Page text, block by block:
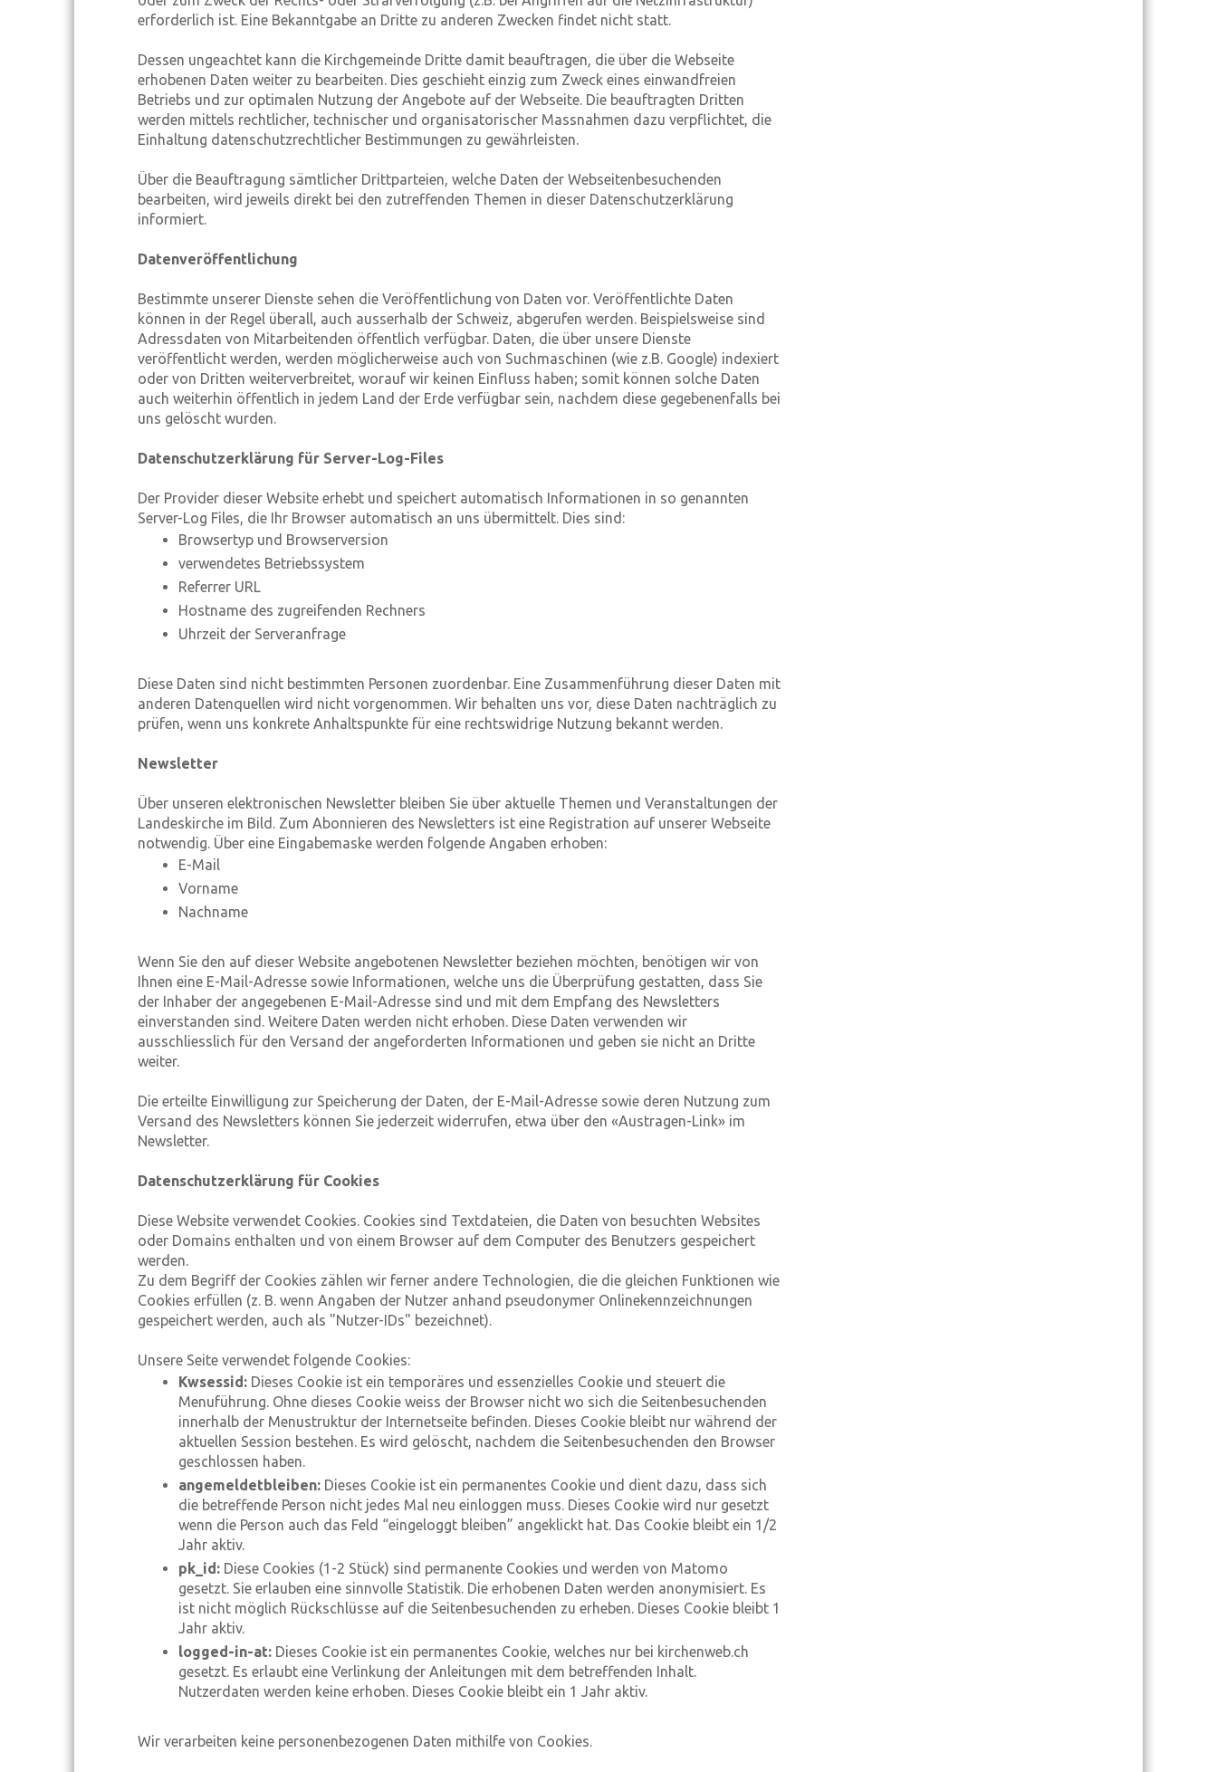
erforderlich ist. Eine Bekanntgabe an Dritte zu anderen Zwecken findet nicht statt.
Dessen ungeachtet kann die Kirchgemeinde Dritte damit beauftragen, die über die Webseite
erhobenen Daten weiter zu bearbeiten. Dies geschieht einzig zum Zweck eines einwandfreien
Betriebs und zur optimalen Nutzung der Angebote auf der Webseite. Die beauftragten Dritten
werden mittels rechtlicher, technischer und organisatorischer Massnahmen dazu verpflichtet, die
Einhaltung datenschutzrechtlicher Bestimmungen zu gewährleisten.
Über die Beauftragung sämtlicher Drittparteien, welche Daten der Webseitenbesuchenden
bearbeiten, wird jeweils direkt bei den zutreffenden Themen in dieser Datenschutzerklärung
informiert.
Datenveröffentlichung
Bestimmte unserer Dienste sehen die Veröffentlichung von Daten vor. Veröffentlichte Daten
können in der Regel überall, auch ausserhalb der Schweiz, abgerufen werden. Beispielsweise sind
Adressdaten von Mitarbeitenden öffentlich verfügbar. Daten, die über unsere Dienste
veröffentlicht werden, werden möglicherweise auch von Suchmaschinen (wie z.B. Google) indexiert
oder von Dritten weiterverbreitet, worauf wir keinen Einfluss haben; somit können solche Daten
auch weiterhin öffentlich in jedem Land der Erde verfügbar sein, nachdem diese gegebenenfalls bei
uns gelöscht wurden.
Datenschutzerklärung für Server-Log-Files
Der Provider dieser Website erhebt und speichert automatisch Informationen in so genannten
Server-Log Files, die Ihr Browser automatisch an uns übermittelt. Dies sind:
Browsertyp und Browserversion
verwendetes Betriebssystem
Referrer URL
Hostname des zugreifenden Rechners
Uhrzeit der Serveranfrage
Diese Daten sind nicht bestimmten Personen zuordenbar. Eine Zusammenführung dieser Daten mit
anderen Datenquellen wird nicht vorgenommen. Wir behalten uns vor, diese Daten nachträglich zu
prüfen, wenn uns konkrete Anhaltspunkte für eine rechtswidrige Nutzung bekannt werden.
Newsletter
Über unseren elektronischen Newsletter bleiben Sie über aktuelle Themen und Veranstaltungen der
Landeskirche im Bild. Zum Abonnieren des Newsletters ist eine Registration auf unserer Webseite
notwendig. Über eine Eingabemaske werden folgende Angaben erhoben:
E-Mail
Vorname
Nachname
Wenn Sie den auf dieser Website angebotenen Newsletter beziehen möchten, benötigen wir von
Ihnen eine E-Mail-Adresse sowie Informationen, welche uns die Überprüfung gestatten, dass Sie
der Inhaber der angegebenen E-Mail-Adresse sind und mit dem Empfang des Newsletters
einverstanden sind. Weitere Daten werden nicht erhoben. Diese Daten verwenden wir
ausschliesslich für den Versand der angeforderten Informationen und geben sie nicht an Dritte
weiter.
Die erteilte Einwilligung zur Speicherung der Daten, der E-Mail-Adresse sowie deren Nutzung zum
Versand des Newsletters können Sie jederzeit widerrufen, etwa über den «Austragen-Link» im
Newsletter.
Datenschutzerklärung für Cookies
Diese Website verwendet Cookies. Cookies sind Textdateien, die Daten von besuchten Websites
oder Domains enthalten und von einem Browser auf dem Computer des Benutzers gespeichert
werden.
Zu dem Begriff der Cookies zählen wir ferner andere Technologien, die die gleichen Funktionen wie
Cookies erfüllen (z. B. wenn Angaben der Nutzer anhand pseudonymer Onlinekennzeichnungen
gespeichert werden, auch als "Nutzer-IDs" bezeichnet).
Unsere Seite verwendet folgende Cookies:
Kwsessid: Dieses Cookie ist ein temporäres und essenzielles Cookie und steuert die
Menuführung. Ohne dieses Cookie weiss der Browser nicht wo sich die Seitenbesuchenden
innerhalb der Menustruktur der Internetseite befinden. Dieses Cookie bleibt nur während der
aktuellen Session bestehen. Es wird gelöscht, nachdem die Seitenbesuchenden den Browser
geschlossen haben.
angemeldetbleiben: Dieses Cookie ist ein permanentes Cookie und dient dazu, dass sich
die betreffende Person nicht jedes Mal neu einloggen muss. Dieses Cookie wird nur gesetzt
wenn die Person auch das Feld “eingeloggt bleiben” angeklickt hat. Das Cookie bleibt ein 1/2
Jahr aktiv.
pk_id: Diese Cookies (1-2 Stück) sind permanente Cookies und werden von Matomo
gesetzt. Sie erlauben eine sinnvolle Statistik. Die erhobenen Daten werden anonymisiert. Es
ist nicht möglich Rückschlüsse auf die Seitenbesuchenden zu erheben. Dieses Cookie bleibt 1
Jahr aktiv.
logged-in-at: Dieses Cookie ist ein permanentes Cookie, welches nur bei kirchenweb.ch
gesetzt. Es erlaubt eine Verlinkung der Anleitungen mit dem betreffenden Inhalt.
Nutzerdaten werden keine erhoben. Dieses Cookie bleibt ein 1 Jahr aktiv.
Wir verarbeiten keine personenbezogenen Daten mithilfe von Cookies.